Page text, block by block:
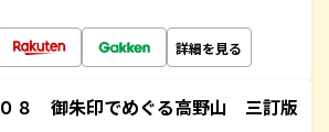
詳細を見る
０８ 御朱印でめぐる高野山 三訂版